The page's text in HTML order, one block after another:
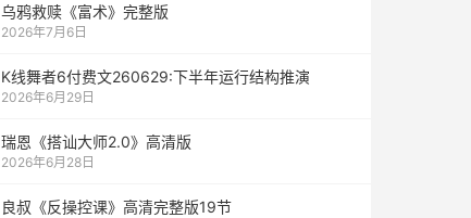
乌鸦救赎《富术》完整版
2026年7月6日
K线舞者6付费文260629:下半年运行结构推演
2026年6月29日
瑞恩《搭讪大师2.0》高清版
2026年6月28日
良叔《反操控课》高清完整版19节